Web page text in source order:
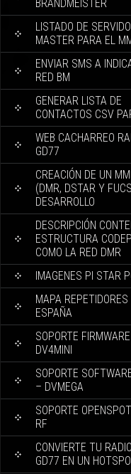
BRANDMEISTER
LISTADO DE
MASTER PARA EL
ENVIAR SMS A
RED BM
GENERAR LISTA DE
CONTACTOS CSV
WEB CACHARREO
GD77
CREACIÓN DE UN
(DMR, DSTAR Y
DESARROLLO
DESCRIPCIÓN
ESTRUCTURA
COMO LA RED DMR
IMAGENES PI STAR
MAPA
ESPAÑA
SOPORTE
DV4MINI
SOPORTE
– DVMEGA
SOPORTE
RF
CONVIERTE TU
GD77 EN UN